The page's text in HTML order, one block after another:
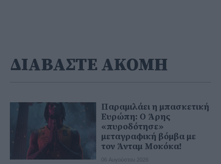
ΔΙΑΒΑΣΤΕ ΑΚΟΜΗ
Παραμιλάει η μπασκετική
Ευρώπη: Ο Άρης
«πυροδότησε»
μεταγραφική βόμβα με
τον Άνταμ Μοκόκα!
06 Αυγούστου 2026